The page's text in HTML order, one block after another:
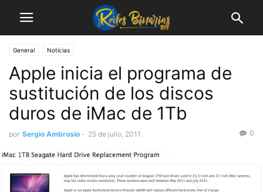
General Noticias
Apple inicia el programa de
sustitución de los discos
duros de iMac de 1Tb
por Sergio Ambrosio - 25 de julio, 2011 0